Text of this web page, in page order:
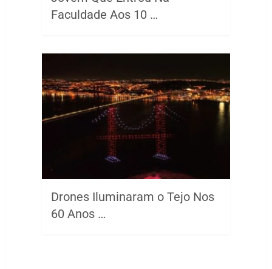
Faculdade Aos 10 …
Drones Iluminaram o Tejo Nos
60 Anos …